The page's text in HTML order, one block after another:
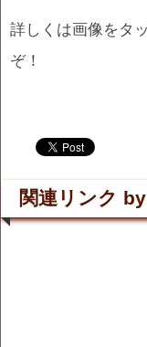
詳しくは画像をタ
ぞ！
関連リンク